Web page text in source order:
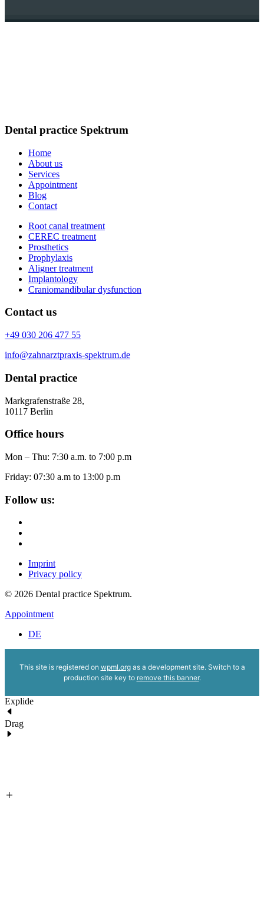
Dental practice Spektrum
Home
About us
Services
Appointment
Blog
Contact
Root canal treatment
CEREC treatment
Prosthetics
Prophylaxis
Aligner treatment
Implantology
Craniomandibular dysfunction
Contact us
+49 030 206 477 55
info@zahnarztpraxis-spektrum.de
Dental practice
Markgrafenstraße 28,
10117 Berlin
Office hours
Mon – Thu: 7:30 a.m. to 7:00 p.m
Friday: 07:30 a.m to 13:00 p.m
Follow us:
Imprint
Privacy policy
© 2026 Dental practice Spektrum.
Appointment
DE
This site is registered on wpml.orgas a development site. Switch to a
production site key to remove this banner.
Explide
Drag